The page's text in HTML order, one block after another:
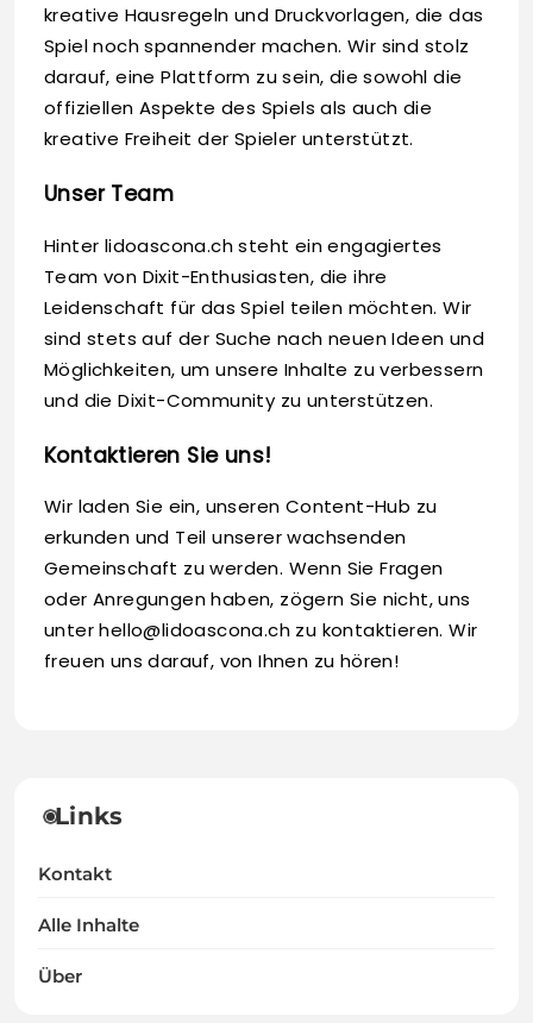
kreative Hausregeln und Druckvorlagen, die das
Spiel noch spannender machen. Wir sind stolz
darauf, eine Plattform zu sein, die sowohl die
offiziellen Aspekte des Spiels als auch die
kreative Freiheit der Spieler unterstützt.
Unser Team
Hinter lidoascona.ch steht ein engagiertes
Team von Dixit-Enthusiasten, die ihre
Leidenschaft für das Spiel teilen möchten. Wir
sind stets auf der Suche nach neuen Ideen und
Möglichkeiten, um unsere Inhalte zu verbessern
und die Dixit-Community zu unterstützen.
Kontaktieren Sie uns!
Wir laden Sie ein, unseren Content-Hub zu
erkunden und Teil unserer wachsenden
Gemeinschaft zu werden. Wenn Sie Fragen
oder Anregungen haben, zögern Sie nicht, uns
unterhello@lidoascona.ch zu kontaktieren. Wir
freuen uns darauf, von Ihnen zu hören!
Links
Kontakt
Alle Inhalte
Über